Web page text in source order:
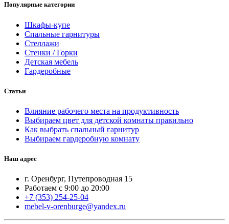
Популярные категории
Шкафы-купе
Спальные гарнитуры
Стеллажи
Стенки / Горки
Детская мебель
Гардеробные
Статьи
Влияние рабочего места на продуктивность
Выбираем цвет для детской комнаты правильно
Как выбрать спальный гарнитур
Выбираем гардеробную комнату
Наш адрес
г. Оренбург, Путепроводная 15
Работаем с 9:00 до 20:00
+7 (353) 254-25-04
mebel-v-orenburge@yandex.ru